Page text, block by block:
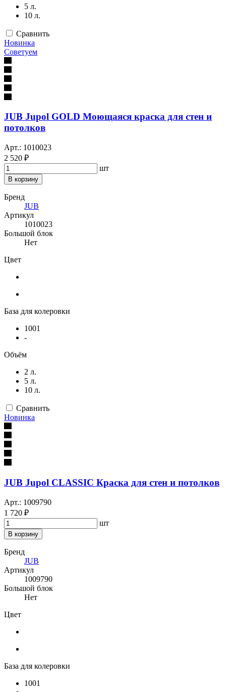
5 л.
10 л.
Сравнить
Новинка
Советуем
JUB Jupol GOLD Моющаяся краска для стен и
потолков
Арт.: 1010023
2 520 ₽
шт
В корзину
Бренд
JUB
Артикул
1010023
Большой блок
Нет
Цвет
База для колеровки
1001
-
Объём
2 л.
5 л.
10 л.
Сравнить
Новинка
JUB Jupol CLASSIC Краска для стен и потолков
Арт.: 1009790
1 720 ₽
шт
В корзину
Бренд
JUB
Артикул
1009790
Большой блок
Нет
Цвет
База для колеровки
1001